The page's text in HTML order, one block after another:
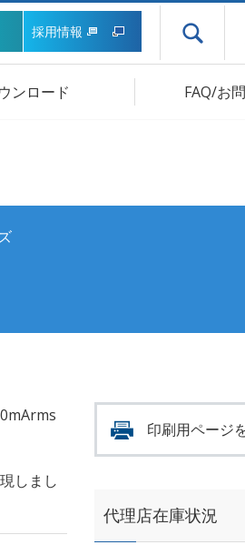
採用情報
ンロード FAQ/お
しまし
印刷用ページ
代理店在庫状況